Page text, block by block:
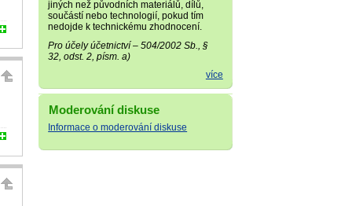
jiných než původních materiálů, dílů,
součástí nebo technologií, pokud tím
nedojde k technickému zhodnocení.
Pro účely účetnictví – 504/2002 Sb., §
32, odst. 2, písm. a)
více
Moderování diskuse
Informace o moderování diskuse